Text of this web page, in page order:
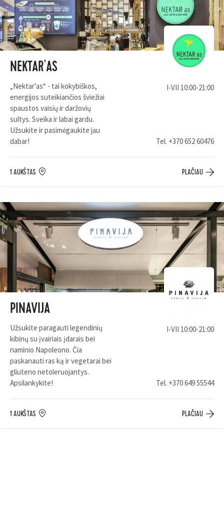
NEKTAR'AS
„Nektar'as“ - tai kokybiškos,
energijos suteikiančios šviežiai
spaustos vaisių ir daržovių
sultys. Sveika ir labai gardu.
Užsukite ir pasimėgaukite jau
dabar!
I-VII 10:00-21:00
Tel. +370 652 60476
1 AUKŠTAS PLAČIAU
PINAVIJA
Užsukite paragauti legendinių
kibinų su įvairiais įdarais bei
naminio Napoleono. Čia
paskanauti ras ką ir vegetarai bei
gliuteno netoleruojantys.
Apsilankykite!
I-VII 10:00-21:00
Tel. +370 649 55544
1 AUKŠTAS PLAČIAU